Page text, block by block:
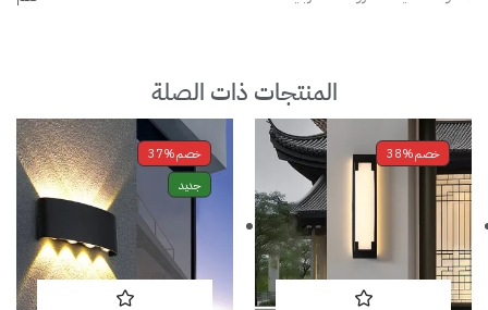
المنتجات ذات الصلة
خصم38% خصم37%
جديد